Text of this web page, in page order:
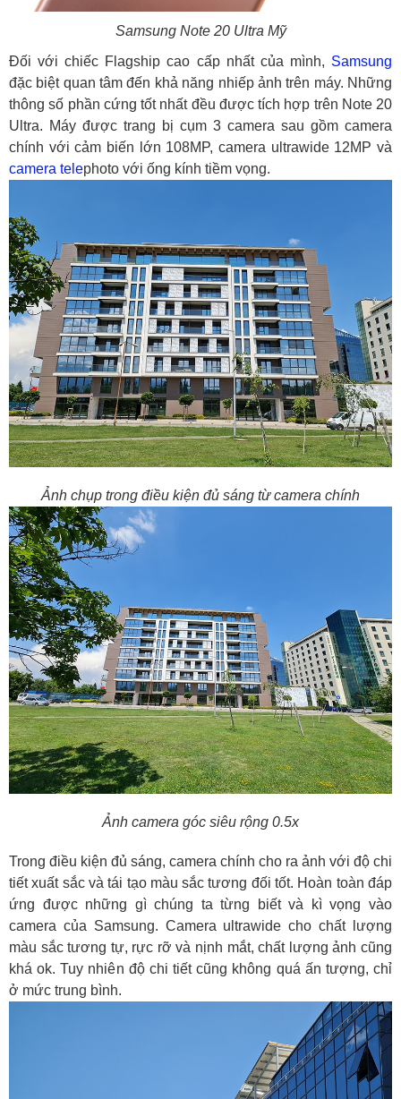
Samsung Note 20 Ultra Mỹ
Đối với chiếc Flagship cao cấp nhất của mình, Samsung
đặc biệt quan tâm đến khả năng nhiếp ảnh trên máy. Những
thông số phần cứng tốt nhất đều được tích hợp trên Note 20
Ultra. Máy được trang bị cụm 3 camera sau gồm camera
chính với cảm biến lớn 108MP, camera ultrawide 12MP và
camera telephoto với ống kính tiềm vọng.
Ảnh chụp trong điều kiện đủ sáng từ camera chính
Ảnh camera góc siêu rộng 0.5x
Trong điều kiện đủ sáng, camera chính cho ra ảnh với độ chi
tiết xuất sắc và tái tạo màu sắc tương đối tốt. Hoàn toàn đáp
ứng được những gì chúng ta từng biết và kì vọng vào
camera của Samsung. Camera ultrawide cho chất lượng
màu sắc tương tự, rực rỡ và nịnh mắt, chất lượng ảnh cũng
khá ok. Tuy nhiên độ chi tiết cũng không quá ấn tượng, chỉ
ở mức trung bình.